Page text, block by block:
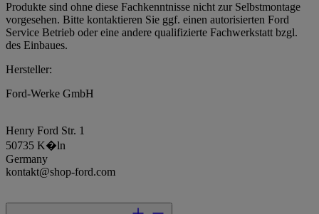
Produkte sind ohne diese Fachkenntnisse nicht zur Selbstmontage
vorgesehen. Bitte kontaktieren Sie ggf. einen autorisierten Ford
Service Betrieb oder eine andere qualifizierte Fachwerkstatt bzgl.
des Einbaues.
Hersteller:
Ford-Werke GmbH
Henry Ford Str. 1
50735 K�ln
Germany
kontakt@shop-ford.com